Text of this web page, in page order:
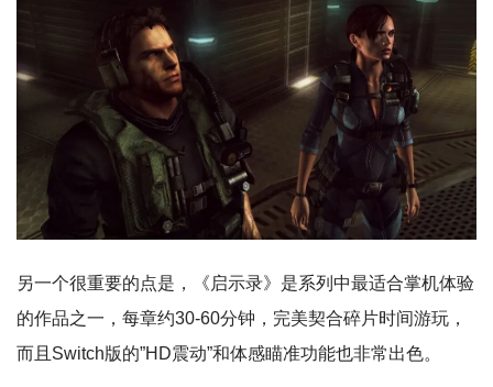
另一个很重要的点是，《启示录》是系列中最适合掌机体验
的作品之一，每章约30-60分钟，完美契合碎片时间游玩，
而且Switch版的”HD震动”和体感瞄准功能也非常出色。